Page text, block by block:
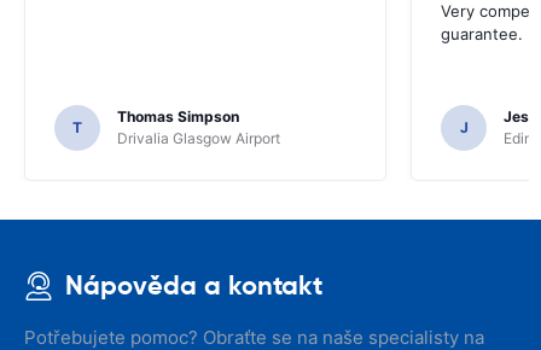
T
Thomas Simpson
Drivalia Glasgow Airport
Very
guarantee.
J
Nápověda a kontakt
Potřebujete pomoc? Obraťte se na naše specialisty na